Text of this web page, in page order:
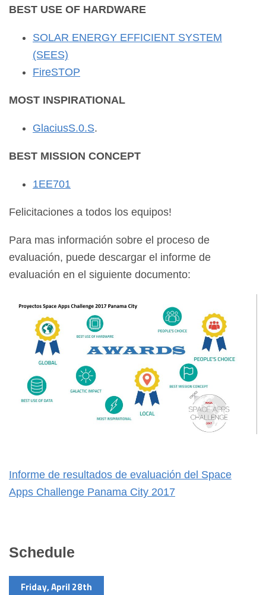
BEST USE OF HARDWARE
SOLAR ENERGY EFFICIENT SYSTEM
(SEES)
FireSTOP
MOST INSPIRATIONAL
GlaciusS.0.S.
BEST MISSION CONCEPT
1EE701
Felicitaciones a todos los equipos!
Para mas información sobre el proceso de
evaluación, puede descargar el informe de
evaluación en el siguiente documento:
Informe de resultados de evaluación del Space
Apps Challenge Panama City 2017
Schedule
Friday, April 28th